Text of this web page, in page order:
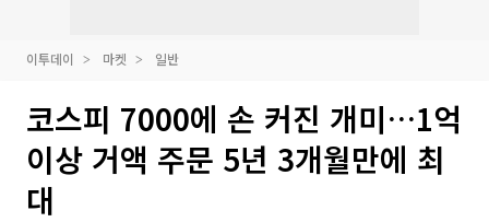
이투데이 마켓 일반
코스피 7000에 손 커진 개미…1억
이상 거액 주문 5년 3개월만에 최
대